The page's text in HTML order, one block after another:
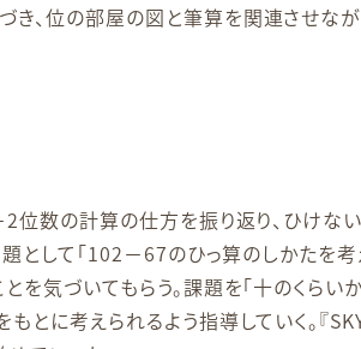
、位の部屋の図と筆算を関連させな
位数の計算の仕方を振り返り、ひけな
して「102－67のひっ算のしかたを考
を気づいてもらう。課題を「十のくらい
とに考えられるよう指導していく。『